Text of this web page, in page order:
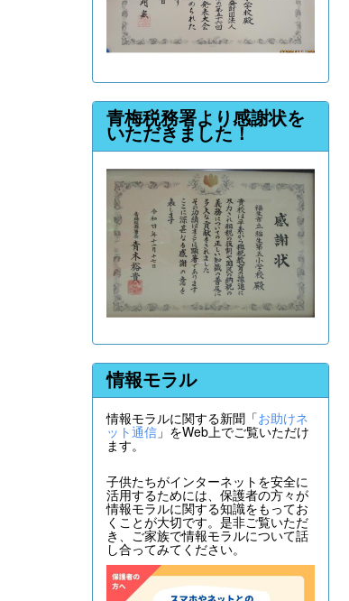
青梅税務署より感謝状を
いただきました！
情報モラル
情報モラルに関する新聞「お助けネ
ット通信 」をWeb上でご覧いただけ
ます。
子供たちがインターネットを安全に
活用するためには、保護者の方々が
情報モラルに関する知識をもってお
くことが大切です。是非ご覧いただ
き、ご家族で情報モラルについて話
し合ってみてください。